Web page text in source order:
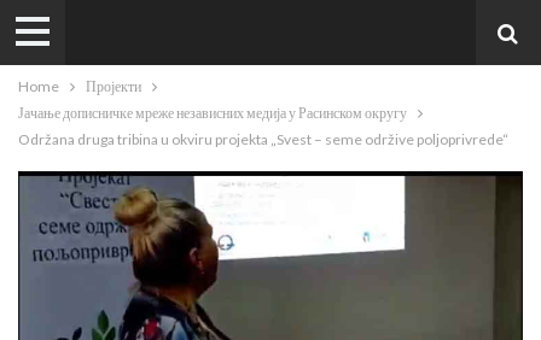
Home
Пројекти
Јачање дописничке мреже независних медија у Расинском округу
Održana druga tribina u okviru projekta „Svest – seme održive poljoprivrede“